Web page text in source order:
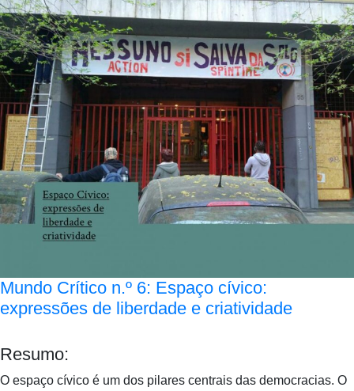
Mundo Crítico n.º 6: Espaço cívico:
expressões de liberdade e criatividade
Resumo:
O espaço cívico é um dos pilares centrais das democracias. O